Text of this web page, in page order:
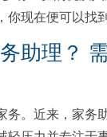
你现在便可以找
助理？
务。近来，家务